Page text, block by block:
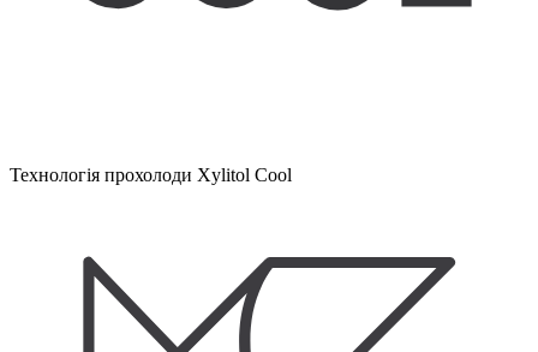
Технологія прохолоди Xylitol Cool